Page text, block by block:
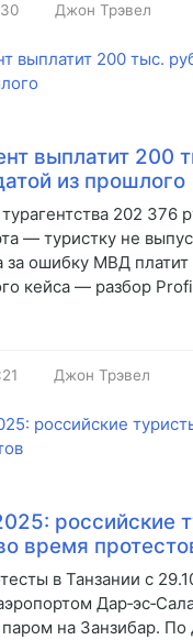
Джон Трэвел
выплатит 200
из прошлого
202 376
— туристку не
за ошибку МВД
кейса — разбор
Джон Трэвел
российские
время
в Танзании с
паром на Занзибар.